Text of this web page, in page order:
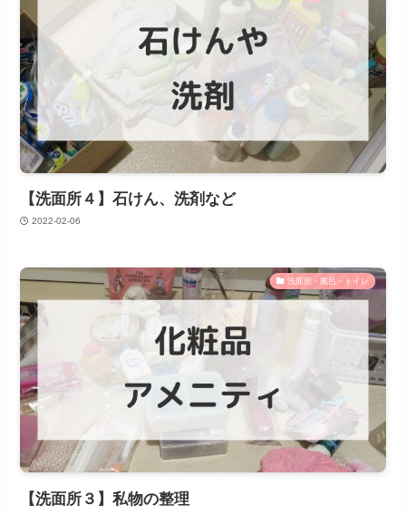
【洗面所４】石けん、洗剤など
2022-02-06
洗面所・風呂・トイレ
【洗面所３】私物の整理